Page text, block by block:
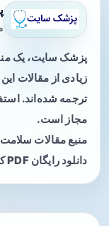
پزشک سایت، یک
زیادی از مقالات
ترجمه شده‌اند.
مجاز است.
منبع مقالات
دانلود رایگان PDF کتاب‌های پزشکی.